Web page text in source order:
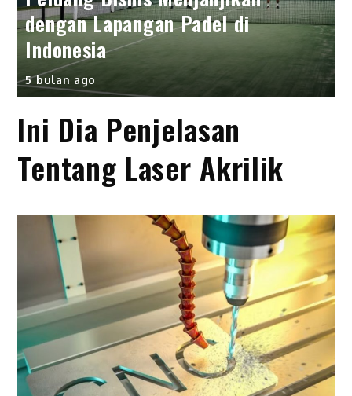
dengan Lapangan Padel di
Indonesia
5 bulan ago
Ini Dia Penjelasan
Tentang Laser Akrilik